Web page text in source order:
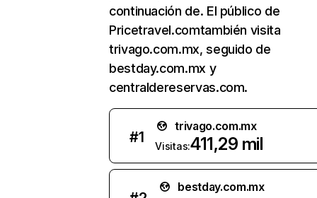
continuación de. El público de
Pricetravel.comtambién visita
trivago.com.mx, seguido de
bestday.com.mx y
centraldereservas.com.
#1
trivago.com.mx
Visitas:411,29 mil
bestday.com.mx